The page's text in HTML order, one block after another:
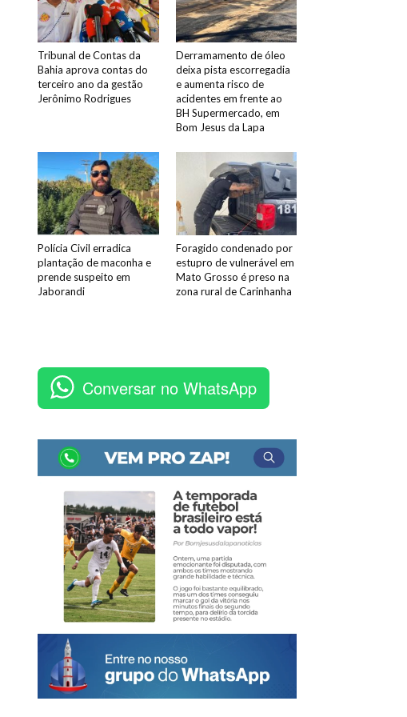
Tribunal de Contas da
Bahia aprova contas do
terceiro ano da gestão
Jerônimo Rodrigues
Derramamento de óleo
deixa pista escorregadia
e aumenta risco de
acidentes em frente ao
BH Supermercado, em
Bom Jesus da Lapa
Polícia Civil erradica
plantação de maconha e
prende suspeito em
Jaborandi
Foragido condenado por
estupro de vulnerável em
Mato Grosso é preso na
zona rural de Carinhanha
Conversar no WhatsApp